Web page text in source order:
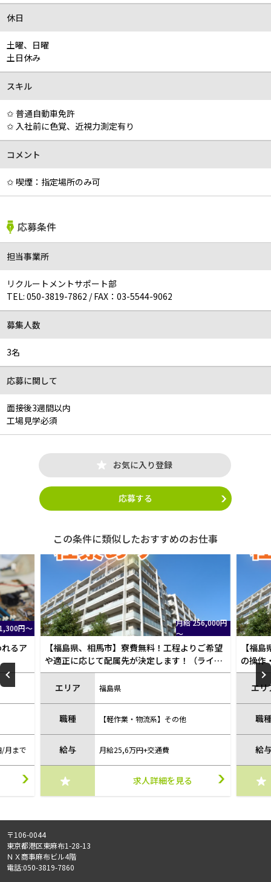
休日
土曜、日曜
土日休み
スキル
✩ 普通自動車免許
✩ 入社前に色覚、近視力測定有り
コメント
✩ 喫煙：指定場所のみ可
応募条件
担当事業所
リクルートメントサポート部
TEL:050-3819-7862 /FAX：03-5544-9062
募集人数
3名
応募に関して
面接後3週間以内
工場見学必須
お気に入り登録
応募する
この条件に類似したおすすめのお仕事
円
希望
イン
時給 1,350円～
【福島県、本宮市】寮費無料！ガラス加工装置
の操作・運転（研磨・洗浄等）/fuku154H53
エリア 福島県
職種 【軽作業・物流系】検品・チェック
給与 時給1350円+13,000円/月まで
求人詳細を見る
【福
ラス
等）/
エ
職
給
〒106-0044
東京都港区東麻布1-28-13
ＮＸ商事麻布ビル4階
電話:050-3819-7860